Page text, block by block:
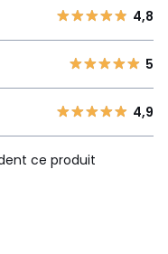
4,8
5
4,9
ce produit
4,8
5
4,9
ce produit